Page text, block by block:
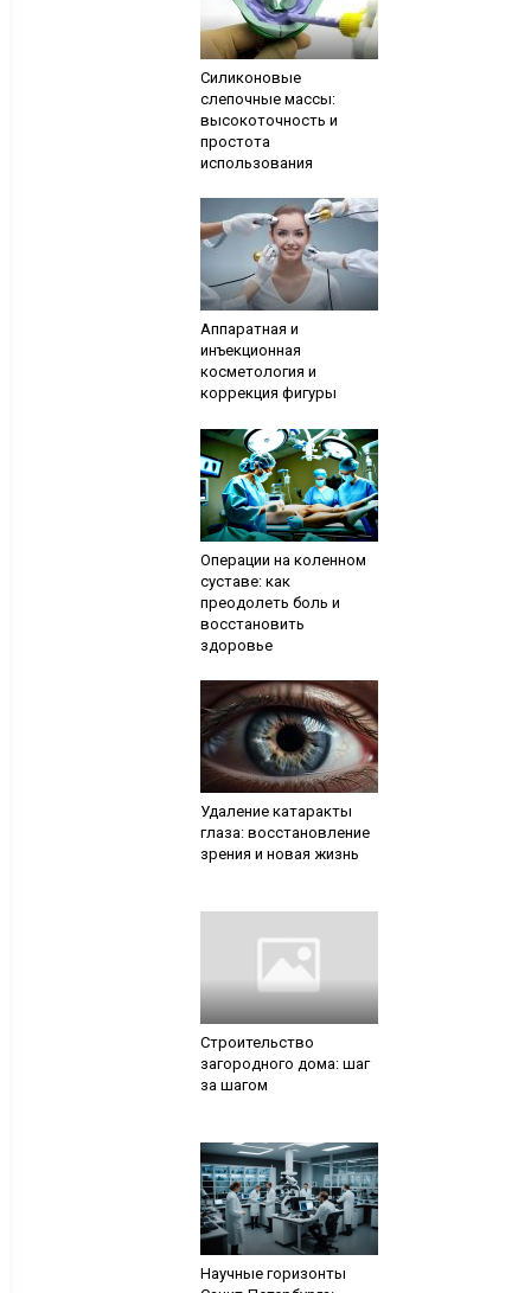
Силиконовые
слепочные массы:
высокоточность и
простота
использования
Аппаратная и
инъекционная
косметология и
коррекция фигуры
Операции на коленном
суставе: как
преодолеть боль и
восстановить
здоровье
Удаление катаракты
глаза: восстановление
зрения и новая жизнь
Строительство
загородного дома: шаг
за шагом
Научные горизонты